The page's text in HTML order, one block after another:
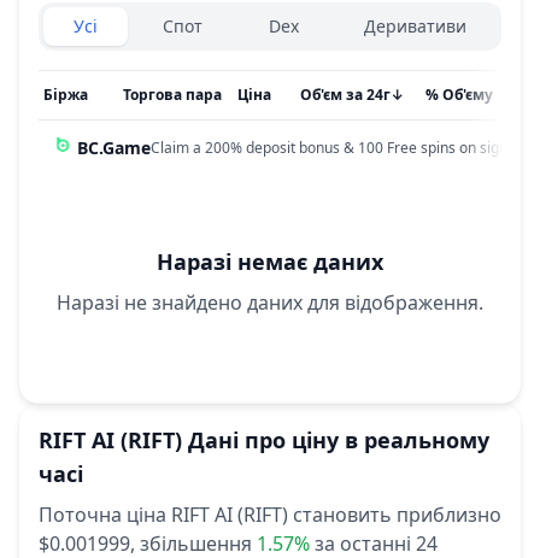
Exchanges type
Усі Спот Dex Деривативи
Біржа Торгова пара Ціна ↓
Об'єм за 24г % Об'єму
BC.GameClaim a 200% deposit bonus & 100 Free spins on sign up!
Наразі немає даних
Наразі не знайдено даних для відображення.
RIFT AI (RIFT) Дані про ціну в реальному
часі
Поточна ціна RIFT AI (RIFT) становить приблизно
$0.001999, збільшення 1.57%за останні 24